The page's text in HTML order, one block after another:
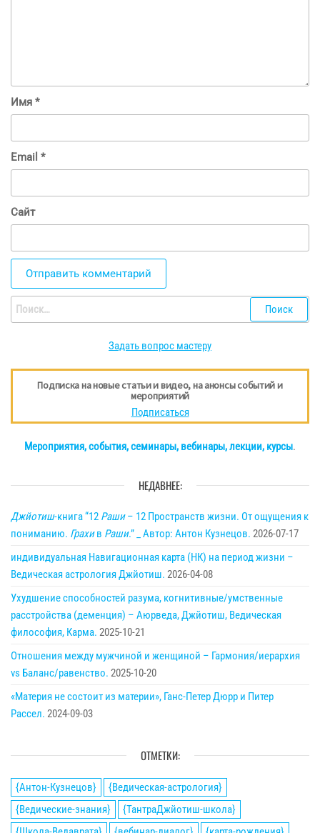
Имя *
Email *
Сайт
Найти:
Задать вопрос мастеру
Подписка на новые статьи и видео, на анонсы событий и
мероприятий
Подписаться
Мероприятия, события, семинары, вебинары, лекции, курсы.
НЕДАВНЕЕ:
Джйотиш-книга “12 Раши– 12 Пространств жизни. От ощущения к
пониманию. Грахив Раши.” _ Автор: Антон Кузнецов. 2026-07-17
индивидуальная Навигационная карта (НК) на период жизни –
Ведическая астрология Джйотиш. 2026-04-08
Ухудшение способностей разума, когнитивные/умственные
расстройства (деменция) – Аюрведа, Джйотиш, Ведическая
философия, Карма. 2025-10-21
Отношения между мужчиной и женщиной – Гармония/иерархия
vs Баланс/равенство. 2025-10-20
«Материя не состоит из материи», Ганс-Петер Дюрр и Питер
Рассел. 2024-09-03
ОТМЕТКИ:
{Антон-Кузнецов}
{Ведическая-астрология}
{Ведические-знания}
{ТантраДжйотиш-школа}